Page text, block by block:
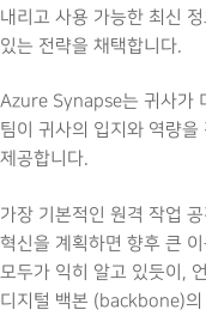
내리고 사용 가능한 최신
있는 전략을 채택합니다.
Azure Synapse는 귀사가
팀이 귀사의 입지와 역량
제공합니다.
가장 기본적인 원격 작업
혁신을 계획하면 향후 큰
모두가 익히 알고 있듯이,
디지털 백본 (backbone)의